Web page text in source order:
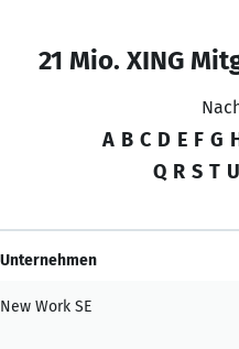
21 Mio. XING
A B C D E F G
Q R S T U
Unternehmen
New Work SE